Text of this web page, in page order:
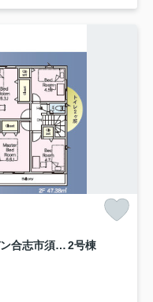
仲介手〇料不要 クレイドルガーデン合志市須屋第19【西合志南小・西合志南中】 2号棟